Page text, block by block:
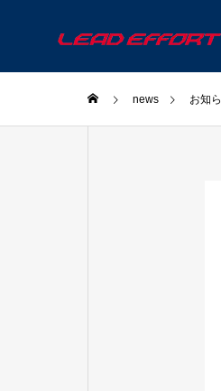
「知るほど魅力的
news お知